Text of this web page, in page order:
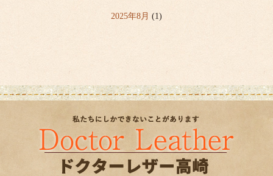
2025年8月 (1)
2025年4月(5)
2020年3月(1)
2019年6月 (1)
2019年4月(3)